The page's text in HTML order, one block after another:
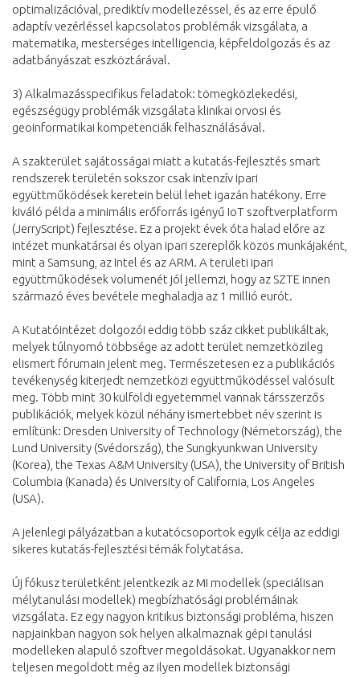
optimalizációval, prediktív modellezéssel, és az erre épülő
adaptív vezérléssel kapcsolatos problémák vizsgálata, a
matematika, mesterséges intelligencia, képfeldolgozás és az
adatbányászat eszköztárával.
3) Alkalmazásspecifikus feladatok: tömegközlekedési,
egészségügy problémák vizsgálata klinikai orvosi és
geoinformatikai kompetenciák felhasználásával.
A szakterület sajátosságai miatt a kutatás-fejlesztés smart
rendszerek területén sokszor csak intenzív ipari
együttműködések keretein belül lehet igazán hatékony. Erre
kiváló példa a minimális erőforrás igényű IoT szoftverplatform
(JerryScript) fejlesztése. Ez a projekt évek óta halad előre az
intézet munkatársai és olyan ipari szereplők közös munkájaként,
mint a Samsung, az Intel és az ARM. A területi ipari
együttműködések volumenét jól jellemzi, hogy az SZTE innen
származó éves bevétele meghaladja az 1 millió eurót.
A Kutatóintézet dolgozói eddig több száz cikket publikáltak,
melyek túlnyomó többsége az adott terület nemzetközileg
elismert fórumain jelent meg. Természetesen ez a publikációs
tevékenység kiterjedt nemzetközi együttműködéssel valósult
meg. Több mint 30 külföldi egyetemmel vannak társszerzős
publikációk, melyek közül néhány ismertebbet név szerint is
említünk: Dresden University of Technology (Németország), the
Lund University (Svédország), the Sungkyunkwan University
(Korea), the Texas A&M University (USA), the University of British
Columbia (Kanada) és University of California, Los Angeles
(USA).
A jelenlegi pályázatban a kutatócsoportok egyik célja az eddigi
sikeres kutatás-fejlesztési témák folytatása.
Új fókusz területként jelentkezik az MI modellek (speciálisan
mélytanulási modellek) megbízhatósági problémáinak
vizsgálata. Ez egy nagyon kritikus biztonsági probléma, hiszen
napjainkban nagyon sok helyen alkalmaznak gépi tanulási
modelleken alapuló szoftver megoldásokat. Ugyanakkor nem
teljesen megoldott még az ilyen modellek biztonsági